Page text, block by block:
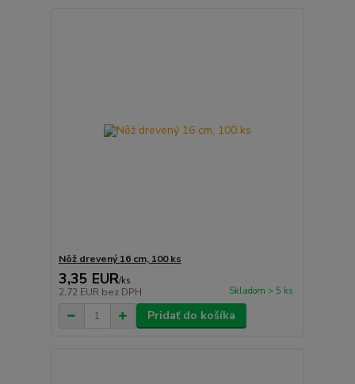
Nôž drevený 16 cm, 100 ks
3,35 EUR/ks
2,72 EUR bez DPH Skladom > 5 ks
Pridať do košíka